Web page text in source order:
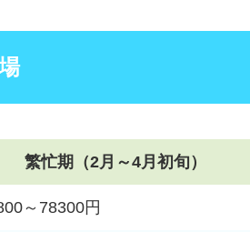
繁忙期（2月～4月初旬）
～78300円